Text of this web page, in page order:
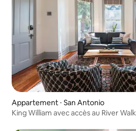
Appartement ⋅ San Antonio
King William avec accès au River Walk